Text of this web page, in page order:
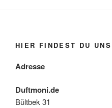
HIER FINDEST DU UNS
Adresse
Duftmoni.de
Bültbek 31